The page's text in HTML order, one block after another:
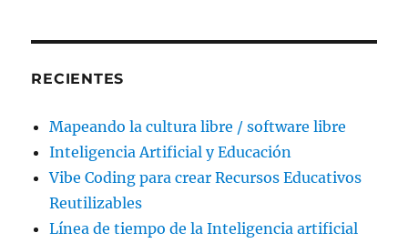
RECIENTES
Mapeando la cultura libre / software libre
Inteligencia Artificial y Educación
Vibe Coding para crear Recursos Educativos
Reutilizables
Línea de tiempo de la Inteligencia artificial